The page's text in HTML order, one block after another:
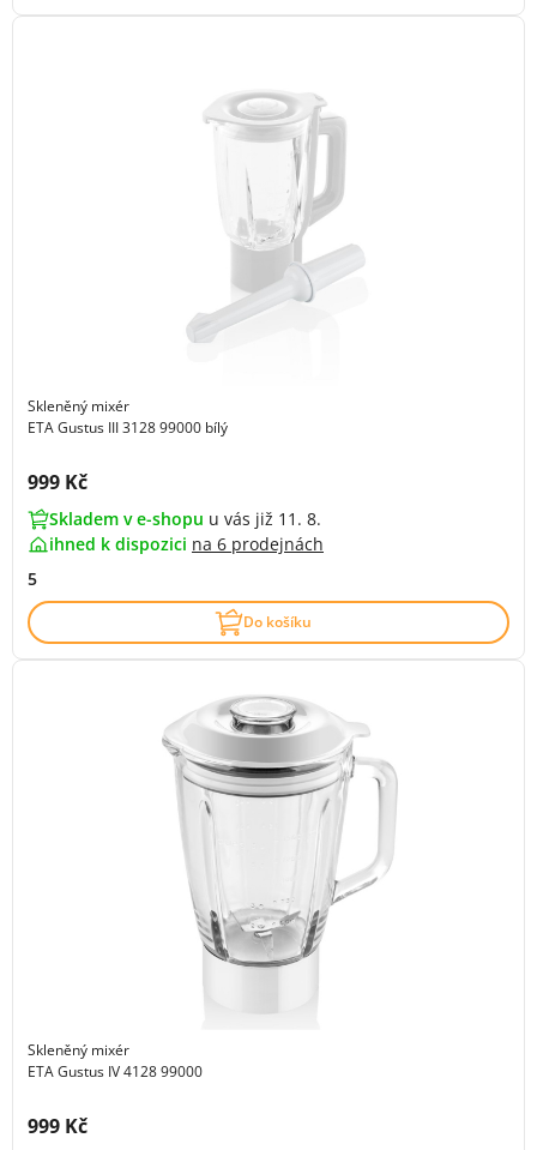
Skleněný mixér
ETA Gustus III 3128 99000 bílý
Cena s DPH:
999 Kč
Skladem v e-shopu u vás již 11. 8.
ihned k dispozici na 6 prodejnách
5
Do košíku
Skleněný mixér
ETA Gustus IV 4128 99000
Cena s DPH:
999 Kč